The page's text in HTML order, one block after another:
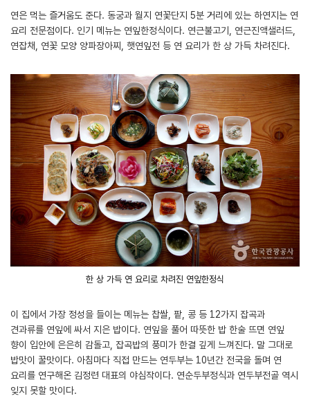
연은 먹는 즐거움도 준다. 동궁과 월지 연꽃단지 5분 거리에 있는 하연지는 연
요리 전문점이다. 인기 메뉴는 연잎한정식이다. 연근불고기, 연근진액샐러드,
연잡채, 연꽃 모양 양파장아찌, 햇연잎전 등 연 요리가 한 상 가득 차려진다.
한 상 가득 연 요리로 차려진 연잎한정식
이 집에서 가장 정성을 들이는 메뉴는 찹쌀, 팥, 콩 등 12가지 잡곡과
견과류를 연잎에 싸서 지은 밥이다. 연잎을 풀어 따뜻한 밥 한술 뜨면 연잎
향이 입안에 은은히 감돌고, 잡곡밥의 풍미가 한결 깊게 느껴진다. 말 그대로
밥맛이 꿀맛이다. 아침마다 직접 만드는 연두부는 10년간 전국을 돌며 연
요리를 연구해온 김정련 대표의 야심작이다. 연순두부정식과 연두부전골 역시
잊지 못할 맛이다.